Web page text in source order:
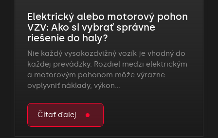
Elektrický alebo motorový pohon
VZV: Ako si vybrať správne
riešenie do haly?
Nie každý vysokozdvižný vozík je vhodný do
každej prevádzky. Rozdiel medzi elektrickým
a motorovým pohonom môže výrazne
ovplyvniť náklady, výkon…
Čítať ďalej